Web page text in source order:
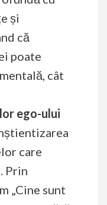
și
că
poate
cât
ego-ului
care
Prin
„Cine sunt